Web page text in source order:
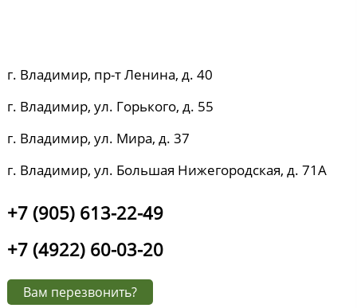
г. Владимир, пр-т Ленина, д. 40
г. Владимир, ул. Горького, д. 55
г. Владимир, ул. Мира, д. 37
г. Владимир, ул. Большая Нижегородская, д. 71А
+7 (905) 613-22-49
+7 (4922) 60-03-20
Вам перезвонить?